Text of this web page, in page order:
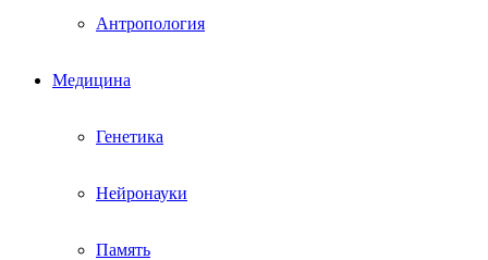
Антропология
Медицина
Генетика
Нейронауки
Память